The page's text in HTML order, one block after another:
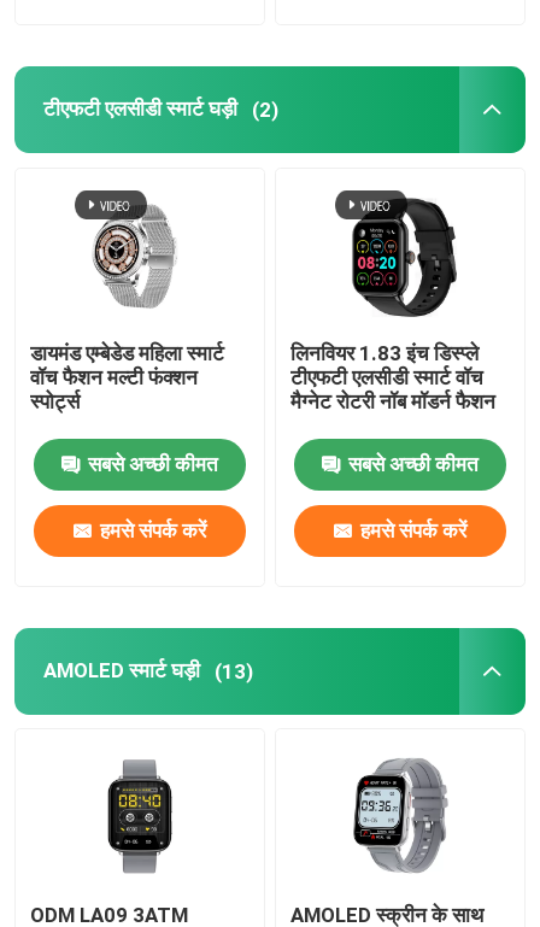
गोल आकार की स्मार्ट वॉच
क्लासिक स्टाइल स्मार्टवॉच
स्पोर्ट्स ब्लूटूथ स्मार्ट वॉच
सिम कार्ड स्मार्ट वॉच
एनएफसी स्मार्ट वॉच
मेन्स वाटरप्रूफ स्मार्ट वॉच
4जी स्मार्ट वॉच
टीएफटी एलसीडी स्मार्ट घड़ी (2)
डायमंड एम्बेडेड महिला स्मार्ट
वॉच फैशन मल्टी फंक्शन
स्पोर्ट्स
सबसे अच्छी कीमत
हमसे संपर्क करें
लिनवियर 1.83 इंच डिस्प्ले
टीएफटी एलसीडी स्मार्ट वॉच
मैग्नेट रोटरी नॉब मॉडर्न फैशन
सबसे अच्छी कीमत
हमसे संपर्क करें
AMOLED स्मार्ट घड़ी (13)
ODM LA09 3ATM
AMOLED स्क्रीन के साथ